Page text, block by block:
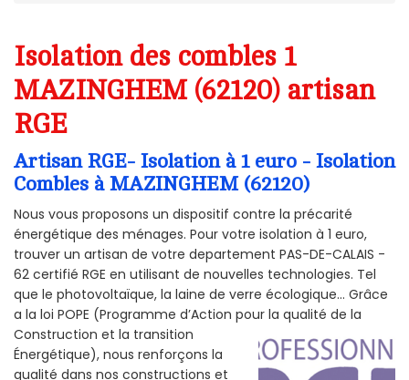
Isolation des combles 1
MAZINGHEM (62120) artisan
RGE
Artisan RGE- Isolation à 1 euro - Isolation
Combles à MAZINGHEM (62120)
Nous vous proposons un dispositif contre la précarité
énergétique des ménages. Pour votre isolation à 1 euro,
trouver un artisan de votre departement PAS-DE-CALAIS -
62 certifié RGE en utilisant de nouvelles technologies. Tel
que le photovoltaïque, la laine de verre écologique... Grâce
a la loi POPE (Programme d’Action pour la qualité de la
Construction et la transition
Énergétique), nous renforçons la
qualité dans nos constructions et